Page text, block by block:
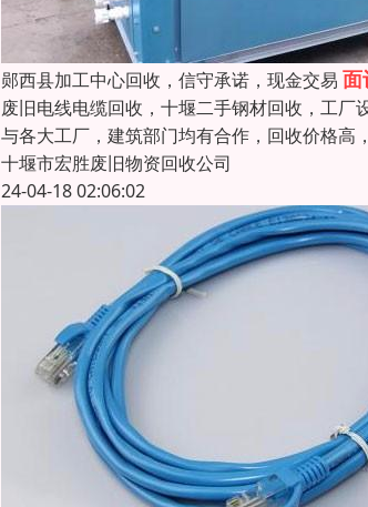
郧西县加工中心回收，信守承诺，现金交易 面
废旧电线电缆回收，十堰二手钢材回收，工
与各大工厂，建筑部门均有合作，回收价格
十堰市宏胜废旧物资回收公司
24-04-18 02:06:02